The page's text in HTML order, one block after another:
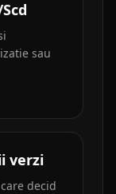
sau
verzi
decid